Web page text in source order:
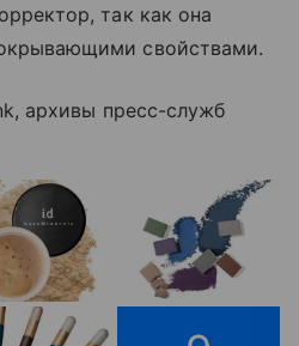
так как она
свойствами.
архивы пресс-служб